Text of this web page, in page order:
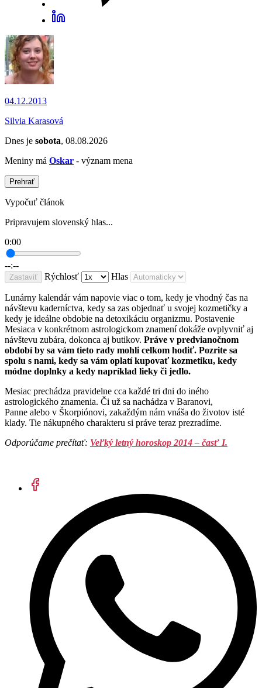
04.12.2013
Silvia Karasová
Dnes je sobota, 08.08.2026
Meniny má Oskar - význam mena
Prehrať
Vypočuť článok
Pripravujem slovenský hlas...
0:00
--:--
Zastaviť Rýchlosť Hlas
Lunárny kalendár vám napovie viac o tom, kedy je vhodný čas na
návštevu kaderníctva, kedy sa zas objednať u svojej kozmetičky a
kedy je ideálne obdobie na detoxikáciu organizmu. Postavenie
Mesiaca v konkrétnom astrologickom znamení dokáže ovplyvniť aj
návštevu zubára, dokonca aj butikov. Práve v predvianočnom
období by sa vám tieto rady mohli celkom hodiť. Pozrite sa
spolu s nami, kedy sa vám oplatí kupovať kozmetiku, kedy
módne doplnky a kedy napríklad lieky či jedlo.
Mesiac prechádza pravidelne cca každé tri dni do iného
astrologického znamenia. Či už sa nachádza v Baranovi,
Panne alebo v Škorpiónovi, zakaždým nám vnáša do životov isté
klady. Tie nákupného charakteru si práve teraz prezradíme.
Odporúčame prečítať: Veľký letný horoskop 2014 – časť I.